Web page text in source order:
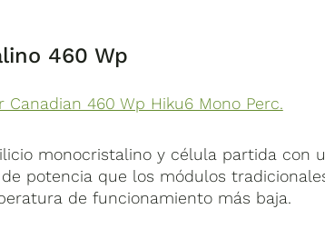
460 Wp
460 Wp Hiku6 Mono Perc.
monocristalino y célula partida con
potencia que los módulos
de funcionamiento más baja.